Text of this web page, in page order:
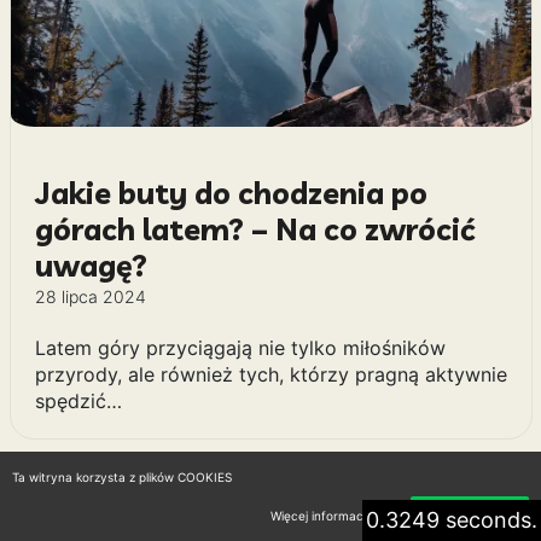
Jakie buty do chodzenia po
górach latem? – Na co zwrócić
uwagę?
28 lipca 2024
Latem góry przyciągają nie tylko miłośników
przyrody, ale również tych, którzy pragną aktywnie
spędzić…
0.3249 seconds.
Ta witryna korzysta z plików COOKIES
Więcej informacji Akceptuję